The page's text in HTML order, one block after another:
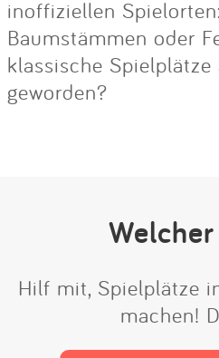
inoffiziellen
Baumstämmen oder
klassische Spielplätze
geworden?
Hilf mit, Spielplätze
machen!